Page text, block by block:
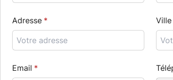
Adresse Ville
Email